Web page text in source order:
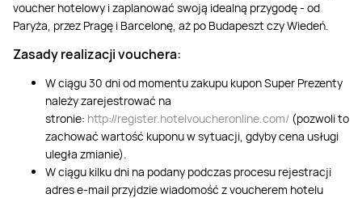
voucher hotelowy i zaplanować swoją idealną przygodę - od
Paryża, przez Pragę i Barcelonę, aż po Budapeszt czy Wiedeń.
Zasady realizacji vouchera:
W ciągu 30 dni od momentu zakupu kupon Super Prezenty
należy zarejestrować na
stronie: http://register.hotelvoucheronline.com/ (pozwoli to
zachować wartość kuponu w sytuacji, gdyby cena usługi
uległa zmianie).
W ciągu kilku dni na podany podczas procesu rejestracji
adres e-mail przyjdzie wiadomość z voucherem hotelu